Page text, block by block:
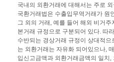
국내의 외환거래에 대해서는 주로
국환거래법은 수출입무역거래가 원
그 외의 거래, 예를 들어 해외 비거
본거래 규정으로 구분되어 있다. 따
수반되는 경상거래 규정이 상대적
는 외환거래는 자유화 되어있으나,
입신고금액과 외환거래금액의 일치